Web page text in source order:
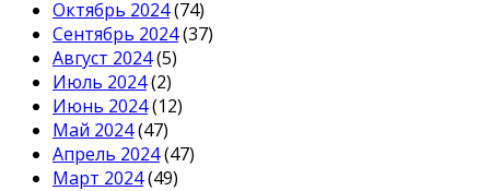
Октябрь 2024(74)
Сентябрь 2024(37)
Август 2024(5)
Июль 2024(2)
Июнь 2024(12)
Май 2024(47)
Апрель 2024(47)
Март 2024(49)